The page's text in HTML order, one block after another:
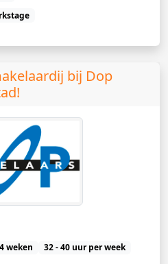
bij Dop
weken
32 - 40 uur per week